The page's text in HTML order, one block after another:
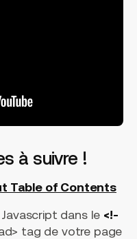
à suivre !
Table of Contents
dans le <!-
tag de votre page